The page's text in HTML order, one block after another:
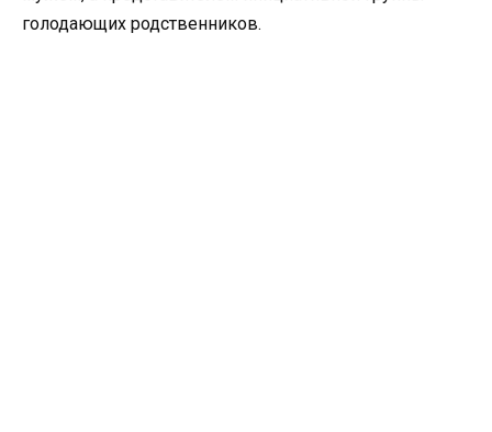
голодающих родственников.